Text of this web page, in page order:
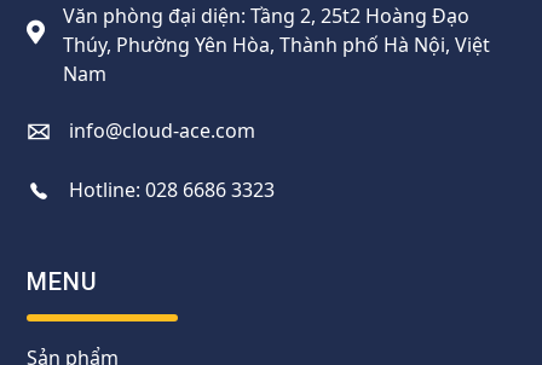
Văn phòng đại diện: Tầng 2, 25t2 Hoàng Đạo
Thúy, Phường Yên Hòa, Thành phố Hà Nội, Việt
Nam
info@cloud-ace.com
Hotline:028 6686 3323
MENU
Sản phẩm